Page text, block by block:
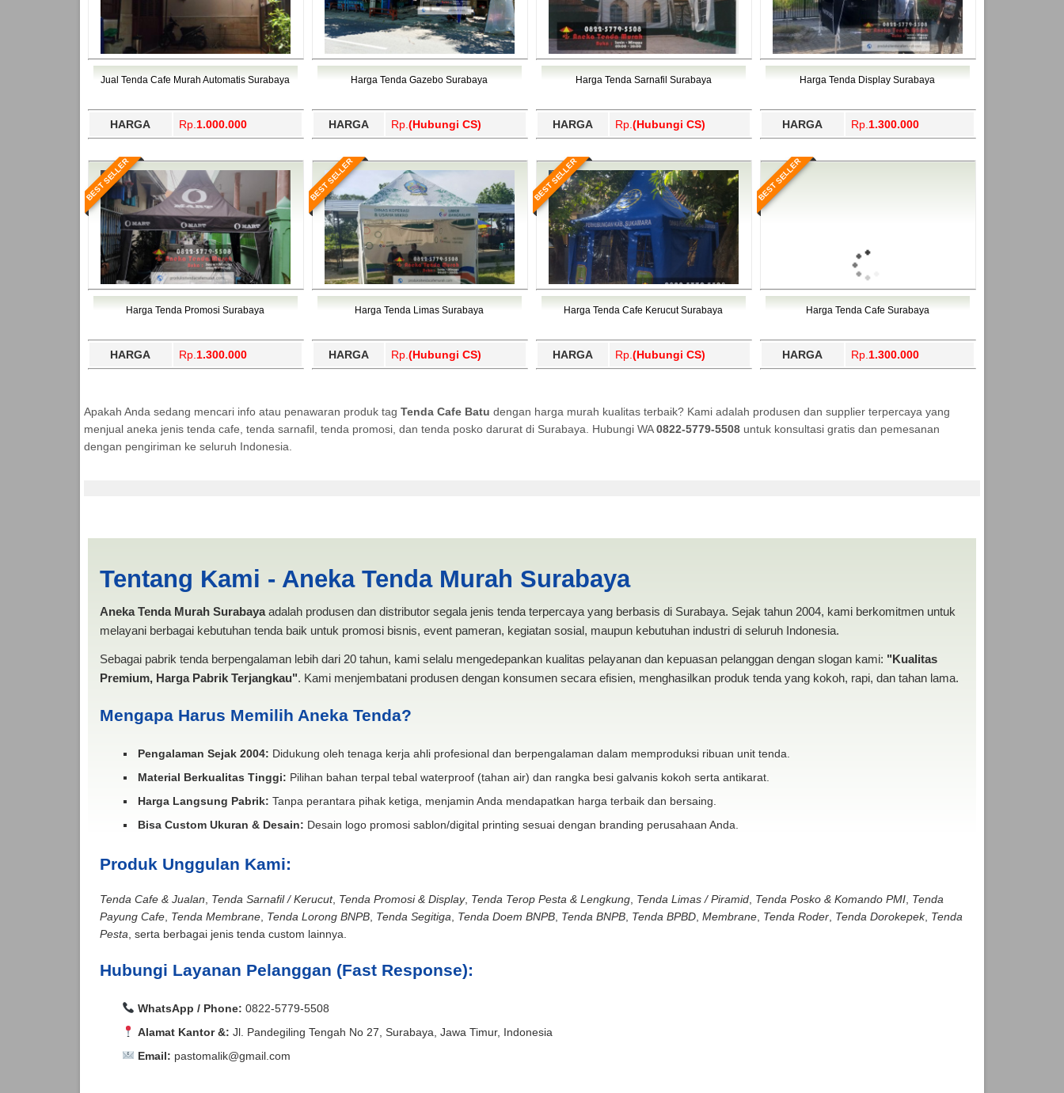
Jual Tenda Cafe Murah Automatis Surabaya
HARGA Rp. 1.000.000
Harga Tenda Gazebo Surabaya
HARGA Rp. (Hubungi CS)
Harga Tenda Sarnafil Surabaya
HARGA Rp. (Hubungi CS)
Harga Tenda Display Surabaya
HARGA Rp. 1.300.000
BEST SELLER
Harga Tenda Promosi Surabaya
HARGA Rp. 1.300.000
BEST SELLER
Harga Tenda Limas Surabaya
HARGA Rp. (Hubungi CS)
BEST SELLER
Harga Tenda Cafe Kerucut Surabaya
HARGA Rp. (Hubungi CS)
BEST SELLER
Harga Tenda Cafe Surabaya
HARGA Rp. 1.300.000
Apakah Anda sedang mencari info atau penawaran produk tag Tenda Cafe Batu dengan harga murah kualitas terbaik? Kami adalah produsen dan supplier terpercaya yang
menjual aneka jenis tenda cafe, tenda sarnafil, tenda promosi, dan tenda posko darurat di Surabaya. Hubungi WA0822-5779-5508untuk konsultasi gratis dan pemesanan
dengan pengiriman ke seluruh Indonesia.
Tentang Kami - Aneka Tenda Murah Surabaya
Aneka Tenda Murah Surabayaadalah produsen dan distributor segala jenis tenda terpercaya yang berbasis di Surabaya. Sejak tahun 2004, kami berkomitmen untuk
melayani berbagai kebutuhan tenda baik untuk promosi bisnis, event pameran, kegiatan sosial, maupun kebutuhan industri di seluruh Indonesia.
Sebagai pabrik tenda berpengalaman lebih dari 20 tahun, kami selalu mengedepankan kualitas pelayanan dan kepuasan pelanggan dengan slogan kami: "Kualitas
Premium, Harga Pabrik Terjangkau". Kami menjembatani produsen dengan konsumen secara efisien, menghasilkan produk tenda yang kokoh, rapi, dan tahan lama.
Mengapa Harus Memilih Aneka Tenda?
Pengalaman Sejak 2004: Didukung oleh tenaga kerja ahli profesional dan berpengalaman dalam memproduksi ribuan unit tenda.
Material Berkualitas Tinggi: Pilihan bahan terpal tebal waterproof (tahan air) dan rangka besi galvanis kokoh serta antikarat.
Harga Langsung Pabrik: Tanpa perantara pihak ketiga, menjamin Anda mendapatkan harga terbaik dan bersaing.
Bisa Custom Ukuran & Desain: Desain logo promosi sablon/digital printing sesuai dengan branding perusahaan Anda.
Produk Unggulan Kami:
Tenda Cafe & Jualan Tenda Sarnafil / Kerucut, Tenda Promosi & Display, Tenda Terop Pesta & Lengkung, Tenda Limas / Piramid, Tenda Posko & Komando PMI, Tenda
Payung Cafe, Tenda Membrane, Tenda Lorong BNPB, Tenda Segitiga Tenda Doem BNPB, Tenda BNPB, Tenda BPBD, Membrane, Tenda Roder, Tenda Dorokepek, Tenda
Pesta , serta berbagai jenis tenda custom lainnya.
Hubungi Layanan Pelanggan (Fast Response):
WhatsApp / Phone: 0822-5779-5508
Alamat Kantor &: Jl. Pandegiling Tengah No 27, Surabaya, Jawa Timur, Indonesia
Email: pastomalik@gmail.com